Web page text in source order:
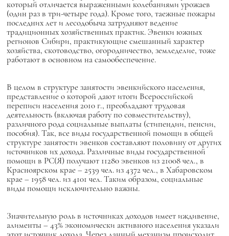
который отличается выраженными колебаниями урожаев
(один раз в три-четыре года). Кроме того, таежные пожары
последних лет и лесодобыча затрудняют ведение
традиционных хозяйственных практик. Эвенки южных
регионов Сибири, практикующие смешанный характер
хозяйства, скотоводство, огородничество, земледелие, тоже
работают в основном на самообеспечение.
В целом в структуре занятости эвенкийского населения,
представление о которой дают итоги Всероссийской
переписи населения 2010 г., преобладают трудовая
деятельность (включая работу по совместительству),
различного рода социальные выплаты (стипендии, пенсии,
пособия). Так, все виды государственной помощи в общей
структуре занятости эвенков составляют половину от других
источников их дохода. Различные виды государственной
помощи в РС(Я) получают 11280 эвенков из 21008 чел., в
Красноярском крае – 2539 чел. из 4372 чел., в Хабаровском
крае – 1958 чел. из 4101 чел. Таким образом, социальные
виды помощи исключительно важны.
Значительную роль в источниках доходов имеет иждивение,
алименты – 43% экономически активного населения указали